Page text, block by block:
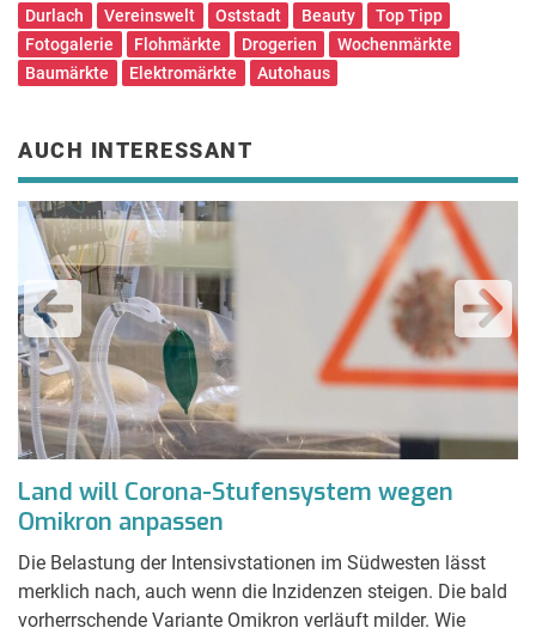
Durlach
Vereinswelt Oststadt Beauty
Top Tipp
Fotogalerie
Flohmärkte Drogerien
Wochenmärkte
Baumärkte
Elektromärkte Autohaus
AUCH INTERESSANT
Land will Corona-Stufensystem wegen
Omikron anpassen
Die Belastung der Intensivstationen im Südwesten lässt
merklich nach, auch wenn die Inzidenzen steigen. Die bald
vorherrschende Variante Omikron verläuft milder. Wie